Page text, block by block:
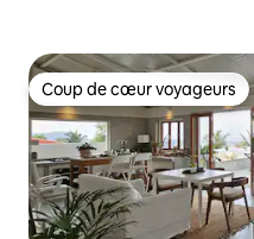
Coup de cœur voyageurs
Coup de cœur voyageurs